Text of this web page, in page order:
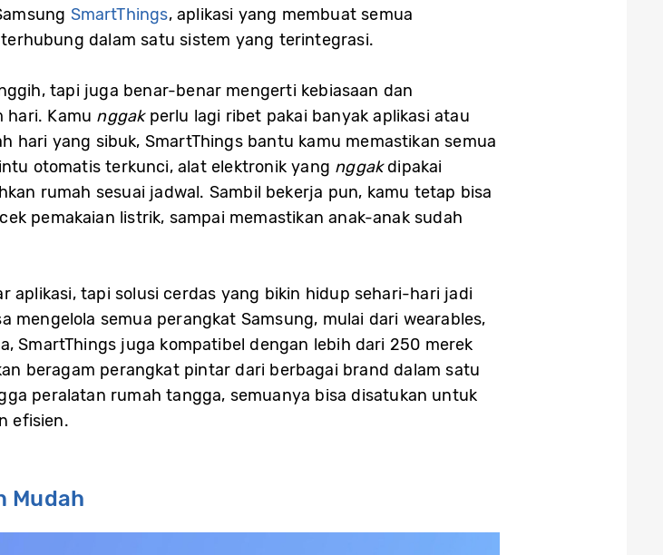
SmartThings, aplikasi yang membuat semua
dalam satu sistem yang terintegrasi.
tapi juga benar-benar mengerti kebiasaan dan
Kamu nggakperlu lagi ribet pakai banyak aplikasi atau
hari yang sibuk, SmartThings bantu kamu memastikan semua
otomatis terkunci, alat elektronik yang nggakdipakai
rumah sesuai jadwal. Sambil bekerja pun, kamu tetap bisa
pemakaian listrik, sampai memastikan anak-anak sudah
aplikasi, tapi solusi cerdas yang bikin hidup sehari-hari jadi
mengelola semua perangkat Samsung, mulai dari wearables,
SmartThings juga kompatibel dengan lebih dari 250 merek
beragam perangkat pintar dari berbagai brand dalam satu
peralatan rumah tangga, semuanya bisa disatukan untuk
efisien.
Mudah